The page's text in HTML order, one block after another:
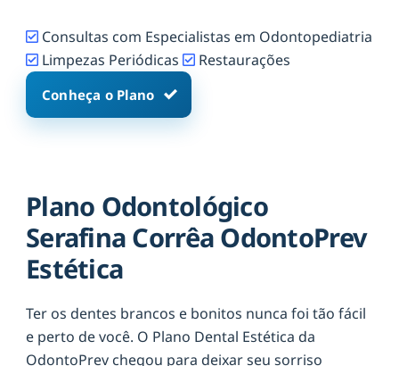
Consultas com Especialistas em Odontopediatria
Limpezas Periódicas
Restaurações
Conheça o Plano
Plano Odontológico
Serafina Corrêa OdontoPrev
Estética
Ter os dentes brancos e bonitos nunca foi tão fácil
e perto de você. O Plano Dental Estética da
OdontoPrev chegou para deixar seu sorriso